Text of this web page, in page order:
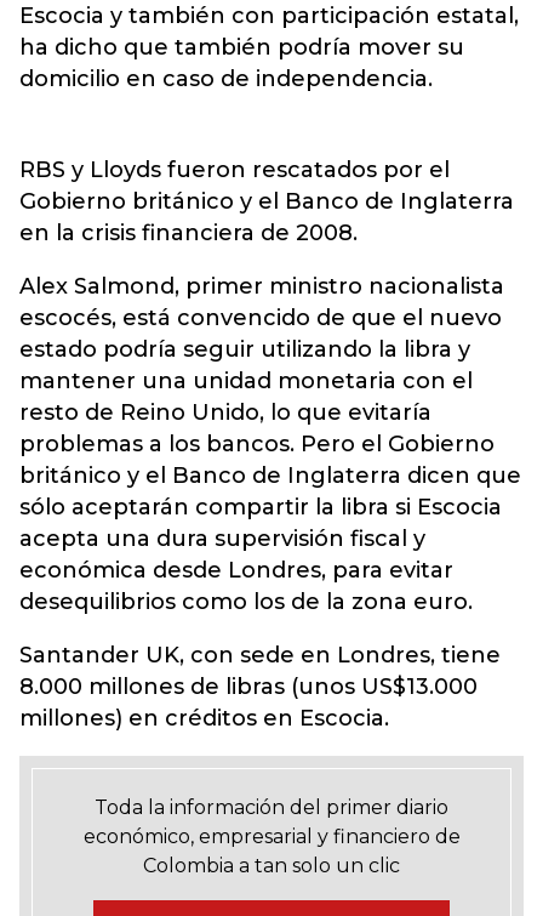
Escocia y también con participación estatal,
ha dicho que también podría mover su
domicilio en caso de independencia.
RBS y Lloyds fueron rescatados por el
Gobierno británico y el Banco de Inglaterra
en la crisis financiera de 2008.
Alex Salmond, primer ministro nacionalista
escocés, está convencido de que el nuevo
estado podría seguir utilizando la libra y
mantener una unidad monetaria con el
resto de Reino Unido, lo que evitaría
problemas a los bancos. Pero el Gobierno
británico y el Banco de Inglaterra dicen que
sólo aceptarán compartir la libra si Escocia
acepta una dura supervisión fiscal y
económica desde Londres, para evitar
desequilibrios como los de la zona euro.
Santander UK, con sede en Londres, tiene
8.000 millones de libras (unos US$13.000
millones) en créditos en Escocia.
Toda la información del primer diario
económico, empresarial y financiero de
Colombia a tan solo un clic